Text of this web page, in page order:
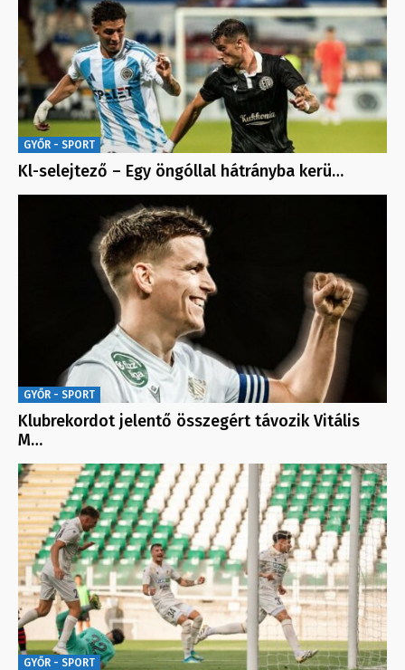
GYŐR - SPORT
Kl-selejtező – Egy öngóllal hátrányba kerü…
GYŐR - SPORT
Klubrekordot jelentő összegért távozik Vitális
M…
GYŐR - SPORT